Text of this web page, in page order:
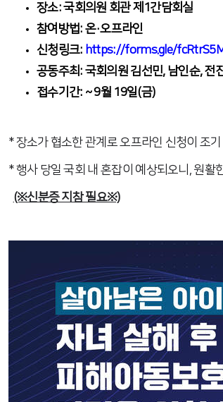
장소: 국회의원 회관 제1간담회실
참여방법: 온·오프라인
신청링크: https://forms.gle/
공동주최: 국회의원 김선민, 남인순, 전
접수기간: ~ 9월 19일(금)
* 장소가 협소한 관계로 오프라인 신청이 조
* 행사 당일 국회 내 혼잡이 예상되오니, 원활
(※신분증 지참 필요※)